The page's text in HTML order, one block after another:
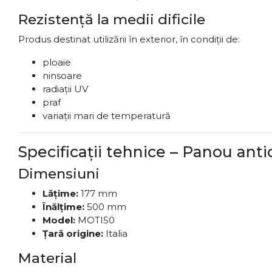
Rezistență la medii dificile
Produs destinat utilizării în exterior, în condiții de:
ploaie
ninsoare
radiații UV
praf
variații mari de temperatură
Specificații tehnice – Panou
Dimensiuni
Lățime: 177 mm
Înălțime: 500 mm
Model: MOTI50
Țară origine: Italia
Material